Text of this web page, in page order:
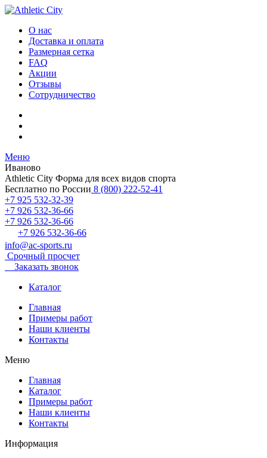
О нас
Доставка и оплата
Размерная сетка
FAQ
Акции
Отзывы
Сотрудничество
Меню
Иваново
Athletic City Форма для всех видов спорта
Бесплатно по России 8 (800) 222-52-41
+7 925 532-32-39
+7 926 532-36-66
+7 926 532-36-66
+7 926 532-36-66
info@ac-sports.ru
Срочный просчет
Заказать звонок
Каталог
Главная
Примеры работ
Наши клиенты
Контакты
Меню
Главная
Каталог
Примеры работ
Наши клиенты
Контакты
Информация